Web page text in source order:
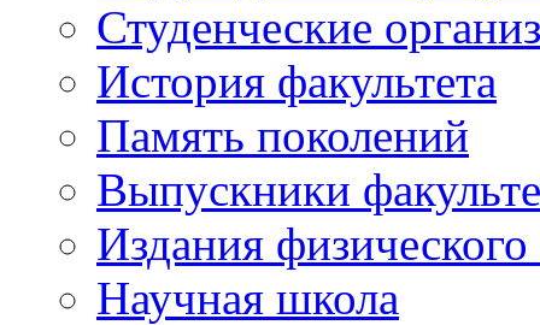
Студенческие
История факультета
Память поколений
Выпускники
Издания физического
Научная школа